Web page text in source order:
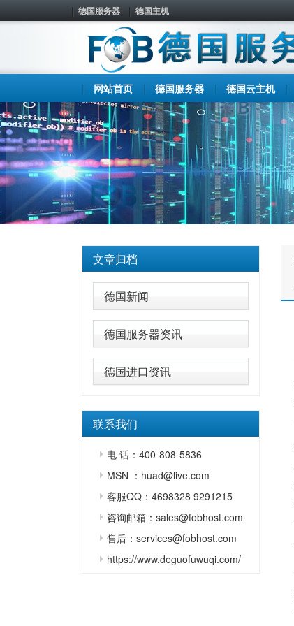
德国服务器 德国主机
网站首页 德国服务器 德国云主机
文章归档
德国新闻
德国服务器资讯
德国进口资讯
联系我们
电 话：400-808-5836
MSN ：huad@live.com
客服QQ：4698328 9291215
咨询邮箱：sales@fobhost.com
售后：services@fobhost.com
https://www.deguofuwuqi.com/